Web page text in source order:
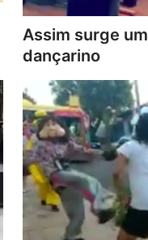
Assim surge um
dançarino